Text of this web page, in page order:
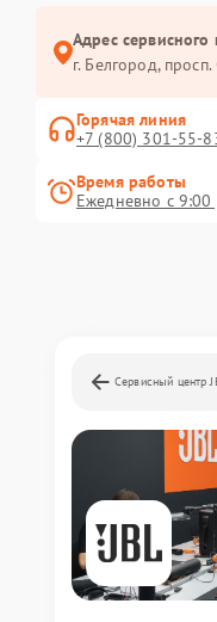
Адрес сервисного
г. Белгород,
Горячая линия
+7 (800) 301-55-
Время работы
Ежедневно с
Сервисный центр